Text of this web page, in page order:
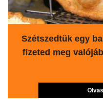
Szétszedtük egy
fizeted meg